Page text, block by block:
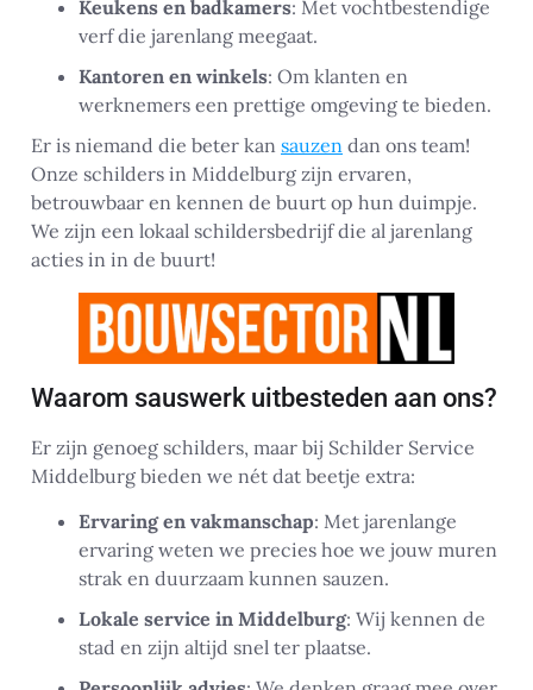
Keukens en badkamers: Met vochtbestendige
verf die jarenlang meegaat.
Kantoren en winkels: Om klanten en
werknemers een prettige omgeving te bieden.
Er is niemand die beter kan sauzen dan ons team!
Onze schilders in Middelburg zijn ervaren,
betrouwbaar en kennen de buurt op hun duimpje.
We zijn een lokaal schildersbedrijf die al jarenlang
acties in in de buurt!
Waarom sauswerk uitbesteden aan ons?
Er zijn genoeg schilders, maar bij Schilder Service
Middelburg bieden we nét dat beetje extra:
Ervaring en vakmanschap: Met jarenlange
ervaring weten we precies hoe we jouw muren
strak en duurzaam kunnen sauzen.
Lokale service in Middelburg: Wij kennen de
stad en zijn altijd snel ter plaatse.